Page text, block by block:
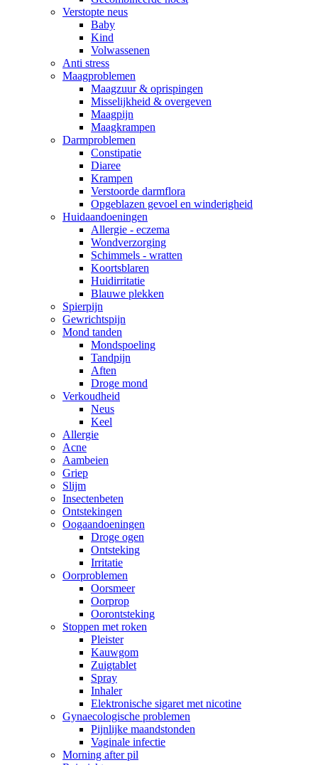
Verstopte neus
Baby
Kind
Volwassenen
Anti stress
Maagproblemen
Maagzuur & oprispingen
Misselijkheid & overgeven
Maagpijn
Maagkrampen
Darmproblemen
Constipatie
Diaree
Krampen
Verstoorde darmflora
Opgeblazen gevoel en winderigheid
Huidaandoeningen
Allergie - eczema
Wondverzorging
Schimmels - wratten
Koortsblaren
Huidirritatie
Blauwe plekken
Spierpijn
Gewrichtspijn
Mond tanden
Mondspoeling
Tandpijn
Aften
Droge mond
Verkoudheid
Neus
Keel
Allergie
Acne
Aambeien
Griep
Slijm
Insectenbeten
Ontstekingen
Oogaandoeningen
Droge ogen
Ontsteking
Irritatie
Oorproblemen
Oorsmeer
Oorprop
Oorontsteking
Stoppen met roken
Pleister
Kauwgom
Zuigtablet
Spray
Inhaler
Elektronische sigaret met nicotine
Gynaecologische problemen
Pijnlijke maandstonden
Vaginale infectie
Morning after pil